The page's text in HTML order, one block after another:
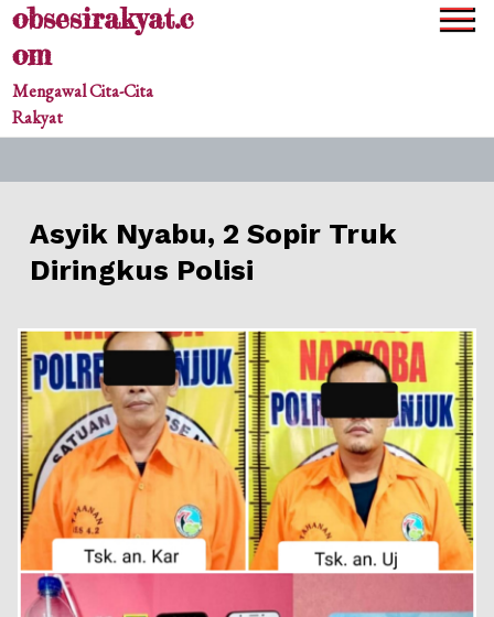
Skipobsesirakyat.c
om
Mengawal Cita-Cita
Rakyat
Asyik Nyabu, 2 Sopir Truk
Diringkus Polisi